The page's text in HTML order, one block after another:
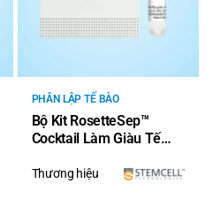
PHÂN LẬP TẾ BÀO
Bộ Kit RosetteSep™
Cocktail Làm Giàu Tế
Thương hiệu